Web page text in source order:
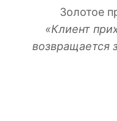
Золотое
«Клиент
возвращается